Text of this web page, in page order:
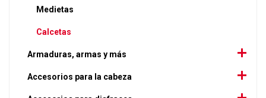
Medietas
Calcetas
Armaduras, armas y más
Accesorios para la cabeza